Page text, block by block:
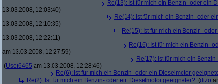
Re(13): Ist für mich ein Benzin- oder ein
13.03.2008, 12:03:40)
Re(14): Ist für mich ein Benzin- oder
13.03.2008, 12:10:35)
Re(15): Ist für mich ein Benzin-
13.03.2008, 12:22:11)
Re(16): Ist für mich ein Benzin-
am 13.03.2008, 12:27:59)
Re(17): Ist für mich ein
(User6465 am 13.03.2008, 12:28:46)
Re(6): Ist für mich ein Benzin- oder ein Dieselmotor
Re(2): Ist für mich ein Benzin- oder ein Dieselmotor geeigneter? (dizo